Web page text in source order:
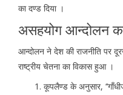
का दण्ड दिया ।
असहयोग आन्दोलन
आन्दोलन ने देश की राजनीति पर
राष्ट्रीय चेतना का विकास हुआ ।
कूपलैण्ड के अनुसार,